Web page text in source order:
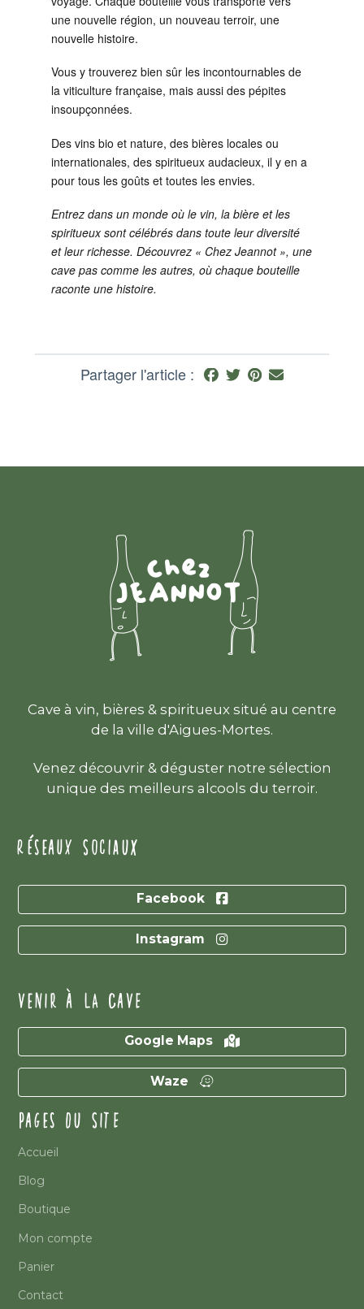
une nouvelle région, un nouveau terroir, une
nouvelle histoire.
Vous y trouverez bien sûr les incontournables de
la viticulture française, mais aussi des pépites
insoupçonnées.
Des vins bio et nature, des bières locales ou
internationales, des spiritueux audacieux, il y en a
pour tous les goûts et toutes les envies.
Entrez dans un monde où le vin, la bière et les
spiritueux sont célébrés dans toute leur diversité
et leur richesse. Découvrez « Chez Jeannot », une
cave pas comme les autres, où chaque bouteille
raconte une histoire.
Partager l'article :
Cave à vin, bières & spiritueux situé au centre
de la ville d'Aigues-Mortes.
Venez découvrir & déguster notre sélection
unique des meilleurs alcools du terroir.
RÉSEAUX SOCIAUX
Facebook
Instagram
VENIR À LA CAVE
Google Maps
Waze
PAGES DU SITE
Accueil
Blog
Boutique
Mon compte
Panier
Contact